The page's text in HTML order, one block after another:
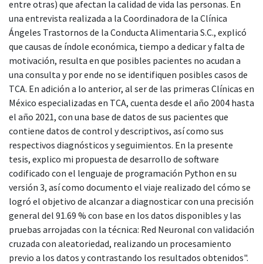
entre otras) que afectan la calidad de vida las personas. En
una entrevista realizada a la Coordinadora de la Clínica
Ángeles Trastornos de la Conducta Alimentaria S.C., explicó
que causas de índole económica, tiempo a dedicar y falta de
motivación, resulta en que posibles pacientes no acudan a
una consulta y por ende no se identifiquen posibles casos de
TCA. En adición a lo anterior, al ser de las primeras Clínicas en
México especializadas en TCA, cuenta desde el año 2004 hasta
el año 2021, con una base de datos de sus pacientes que
contiene datos de control y descriptivos, así como sus
respectivos diagnósticos y seguimientos. En la presente
tesis, explico mi propuesta de desarrollo de software
codificado con el lenguaje de programación Python en su
versión 3, así como documento el viaje realizado del cómo se
logró el objetivo de alcanzar a diagnosticar con una precisión
general del 91.69 % con base en los datos disponibles y las
pruebas arrojadas con la técnica: Red Neuronal con validación
cruzada con aleatoriedad, realizando un procesamiento
previo a los datos y contrastando los resultados obtenidos".